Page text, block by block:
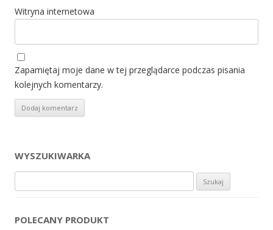
Witryna internetowa
Zapamiętaj moje dane w tej przeglądarce podczas pisania
kolejnych komentarzy.
WYSZUKIWARKA
POLECANY PRODUKT